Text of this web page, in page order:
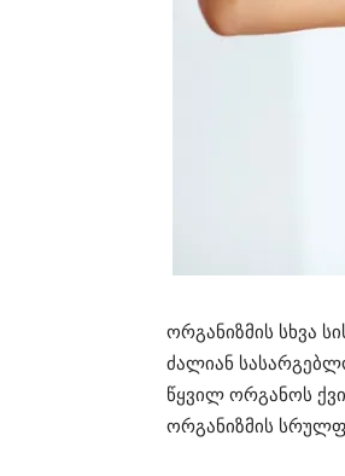
ორგანიზმის სხვა
ძალიან
წყვილ ორგანოს
ორგანიზმის